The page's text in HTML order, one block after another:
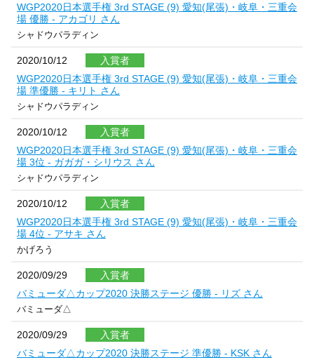
WGP2020日本選手権 3rd STAGE (9) 愛知(尾張)・岐阜・三重会
場 優勝 - アカゴリ さん
シャドウパラディン
2020/10/12
入賞者
WGP2020日本選手権 3rd STAGE (9) 愛知(尾張)・岐阜・三重会
場 準優勝 - キリト さん
シャドウパラディン
2020/10/12
入賞者
WGP2020日本選手権 3rd STAGE (9) 愛知(尾張)・岐阜・三重会
場 3位 - ガガガ・シリウス さん
シャドウパラディン
2020/10/12
入賞者
WGP2020日本選手権 3rd STAGE (9) 愛知(尾張)・岐阜・三重会
場 4位 - アサキ さん
かげろう
2020/09/29
入賞者
バミューダ△カップ2020 決勝ステージ 優勝 - リズ さん
バミューダ△
2020/09/29
入賞者
バミューダ△カップ2020 決勝ステージ 準優勝 - KSK さん